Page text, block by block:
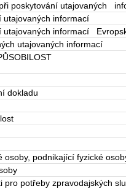
poskytování utajovaných
utajovaných informací
utajovaných informací
utajovaných informací
dokladu
osoby, podnikající fyzické
pro potřeby zpravodajských